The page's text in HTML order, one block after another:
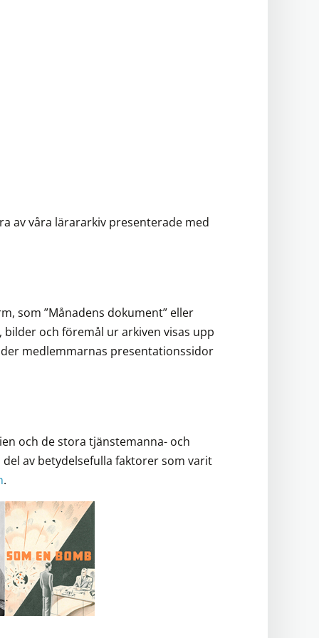
av våra lärararkiv presenterade med
som ”Månadens dokument” eller
och föremål ur arkiven visas upp
medlemmarnas presentationssidor
och de stora tjänstemanna- och
av betydelsefulla faktorer som varit
.